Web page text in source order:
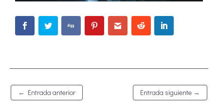
← Entrada anterior Entrada siguiente →